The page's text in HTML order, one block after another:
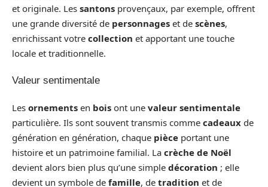
et originale. Les santons provençaux, par exemple, offrent
une grande diversité de personnages et de scènes,
enrichissant votre collection et apportant une touche
locale et traditionnelle.
Valeur sentimentale
Les ornements en bois ont une valeur sentimentale
particulière. Ils sont souvent transmis comme cadeaux de
génération en génération, chaque pièce portant une
histoire et un patrimoine familial. La crèche de Noël
devient alors bien plus qu’une simple décoration ; elle
devient un symbole de famille, de tradition et de